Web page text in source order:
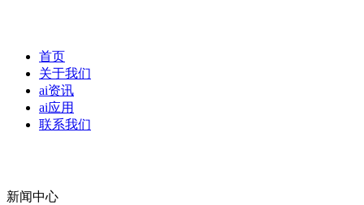
首页
关于我们
ai资讯
ai应用
联系我们
新闻中心